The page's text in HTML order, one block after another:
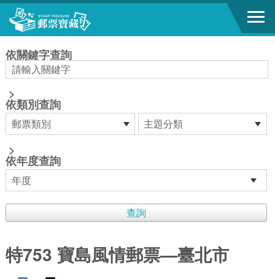
跳到主要內容區塊
依關鍵字查詢
>
依類別查詢
>
依年度查詢
特753 寶島風情郵票—臺北市